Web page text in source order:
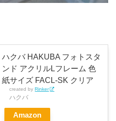
ハクバ HAKUBA フォトスタ
ンド アクリルLフレーム 色
紙サイズ FACL-SK クリア
created by Rinker
ハクバ
Amazon